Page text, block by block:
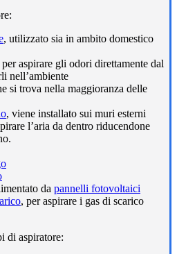
, utilizzato sia in ambito domestico
per aspirare gli odori direttamente dal
nell’ambiente
si trova nella maggioranza delle
, viene installato sui muri esterni
l’aria da dentro riducendone
da pannelli fotovoltaici
, per aspirare i gas di scarico
di aspiratore: